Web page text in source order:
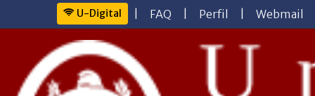
U-Digital FAQ Perfil Webmail